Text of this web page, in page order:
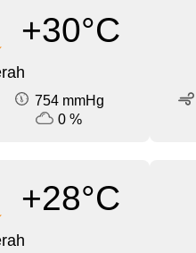
+30°C
754 mmHg
0 %
+28°C